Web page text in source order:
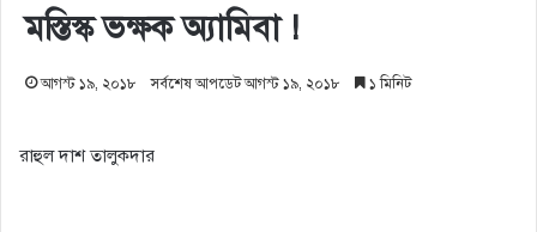
মস্তিস্ক ভক্ষক অ্যামিবা !
আগস্ট ১৯, ২০১৮ সর্বশেষ আপডেট আগস্ট ১৯, ২০১৮ ১ মিনিট
রাহুল দাশ তালুকদার